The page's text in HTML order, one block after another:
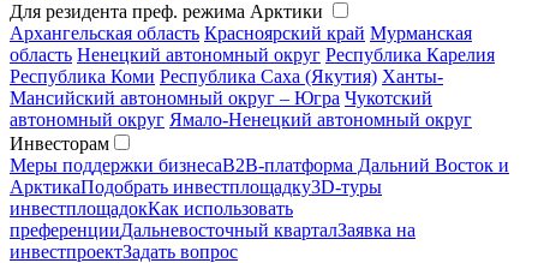
Для резидента преф. режима Арктики
Архангельская область Красноярский край Мурманская
область Ненецкий автономный округ Республика Карелия
Республика Коми Республика Саха (Якутия) Ханты-
Мансийский автономный округ – Югра Чукотский
автономный округ Ямало-Ненецкий автономный округ
Инвесторам
Меры поддержки бизнесаB2B-платформа Дальний Восток и
АрктикаПодобрать инвестплощадку3D-туры
инвестплощадокКак использовать
преференцииДальневосточный кварталЗаявка на
инвестпроектЗадать вопрос